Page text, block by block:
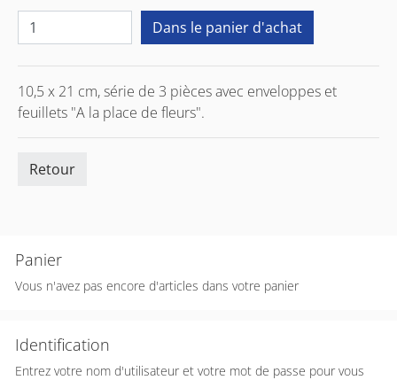
Panier
Vous n'avez pas encore d'articles dans votre panier
Identification
Entrez votre nom d'utilisateur et votre mot de passe pour vous
10,5 x 21 cm, série de 3 pièces avec enveloppes et
feuillets "A la place de fleurs".
Retour